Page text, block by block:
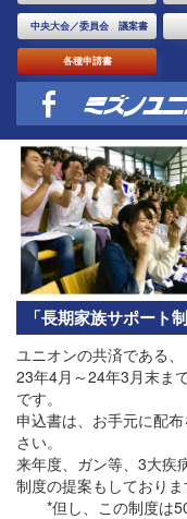
中央大会／委員会 議案書
各種申請書
「長期家族サポート
ユニオンの共済である
23年4月～24年3月末ま
です。
申込書は、お手元に配
さい。
来年度、ガン等、3大疾
制度の提案もしておりま
*但し、この制度は50